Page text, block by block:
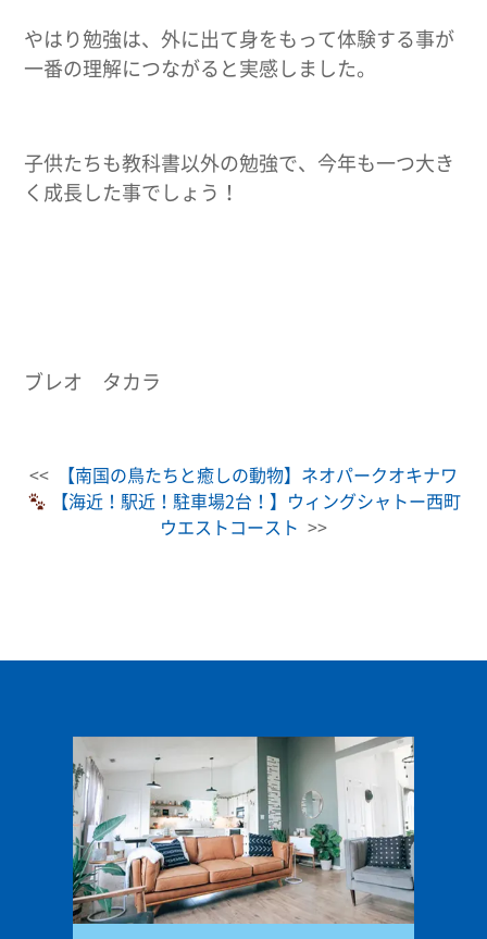
やはり勉強は、外に出て身をもって体験する事が
一番の理解につながると実感しました。
子供たちも教科書以外の勉強で、今年も一つ大き
く成長した事でしょう！
ブレオ タカラ
<<
【南国の鳥たちと癒しの動物】ネオパークオキナワ
【海近！駅近！駐車場2台！】ウィングシャトー西町
ウエストコースト
>>